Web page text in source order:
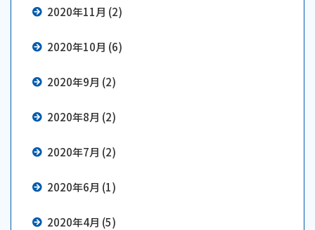
2020年11月 (2)
2020年10月 (6)
2020年9月 (2)
2020年8月 (2)
2020年7月 (2)
2020年6月 (1)
2020年4月 (5)